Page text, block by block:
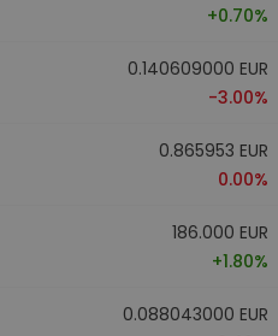
+0.70%
0.140609000 EUR
-3.00%
0.865953 EUR
0.00%
186.000 EUR
+1.80%
0.088043000 EUR